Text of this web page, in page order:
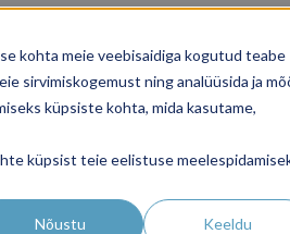
kohta meie veebisaidiga kogutud teabe
sirvimiskogemust ning analüüsida ja
küpsiste kohta, mida kasutame,
küpsist teie eelistuse
Nõustu Keeldu